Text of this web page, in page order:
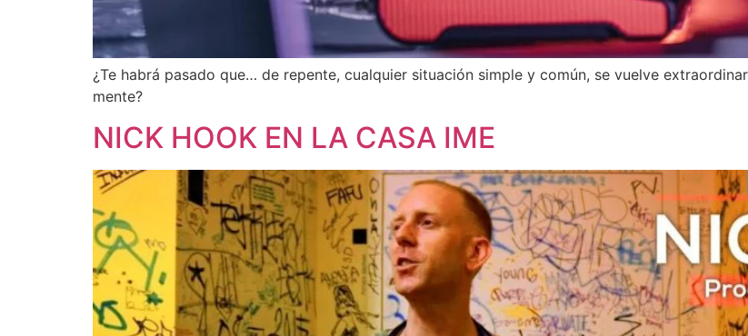
¿Te habrá pasado que… de repente, cualquier situación simple y común, se vuelve
mente?
NICK HOOK EN LA CASA IME